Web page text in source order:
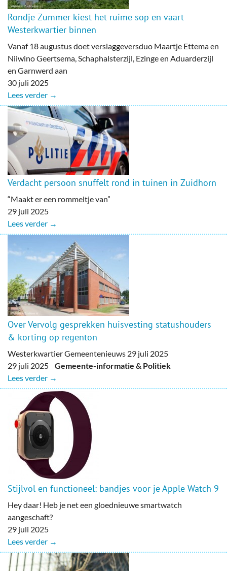
Rondje Zummer kiest het ruime sop en vaart
Westerkwartier binnen
Vanaf 18 augustus doet verslaggeversduo Maartje Ettema en
Niiwino Geertsema, Schaphalsterzijl, Ezinge en Aduarderzijl
en Garnwerd aan
30 juli 2025
Lees verder →
Verdacht persoon snuffelt rond in tuinen in Zuidhorn
“Maakt er een rommeltje van”
29 juli 2025
Lees verder →
Over Vervolg gesprekken huisvesting statushouders
& korting op regenton
Westerkwartier Gemeentenieuws 29 juli 2025
29 juli 2025 Gemeente-informatie & Politiek
Lees verder →
Stijlvol en functioneel: bandjes voor je Apple Watch 9
Hey daar! Heb je net een gloednieuwe smartwatch
aangeschaft?
29 juli 2025
Lees verder →